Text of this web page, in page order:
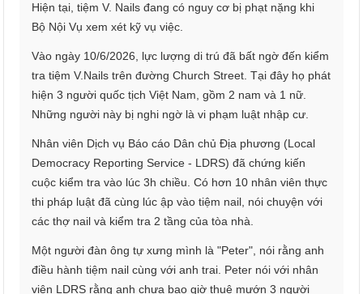
Hiện tại, tiệm V. Nails đang có nguy cơ bị phạt nặng khi
Bộ Nội Vụ xem xét kỹ vụ việc.
Vào ngày 10/6/2026, lực lượng di trú đã bất ngờ đến kiểm
tra tiệm V.Nails trên đường Church Street. Tại đây họ phát
hiện 3 người quốc tịch Việt Nam, gồm 2 nam và 1 nữ.
Những người này bị nghi ngờ là vi phạm luật nhập cư.
Nhân viên Dịch vụ Báo cáo Dân chủ Địa phương (Local
Democracy Reporting Service - LDRS) đã chứng kiến
cuộc kiểm tra vào lúc 3h chiều. Có hơn 10 nhân viên thực
thi pháp luật đã cùng lúc ập vào tiệm nail, nói chuyện với
các thợ nail và kiểm tra 2 tầng của tòa nhà.
Một người đàn ông tự xưng mình là "Peter", nói rằng anh
điều hành tiệm nail cùng với anh trai. Peter nói với nhân
viên LDRS rằng anh chưa bao giờ thuê mướn 3 người